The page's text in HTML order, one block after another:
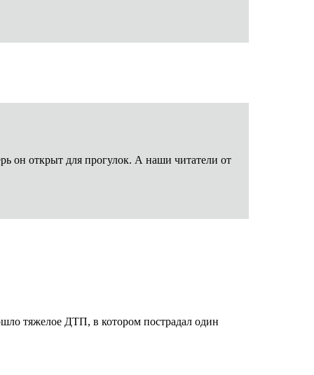
он открыт для прогулок. А наши читатели от
тяжелое ДТП, в котором пострадал один